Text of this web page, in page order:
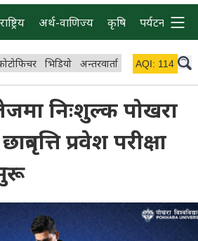
राष्ट्रिय अर्थ-वाणिज्य कृषि पर्यटन प्रवास
भिडियो अन्तरवार्ता विचार/ब्लग
AQI: 114
निःशुल्क पोखरा
प्रवेश परीक्षा